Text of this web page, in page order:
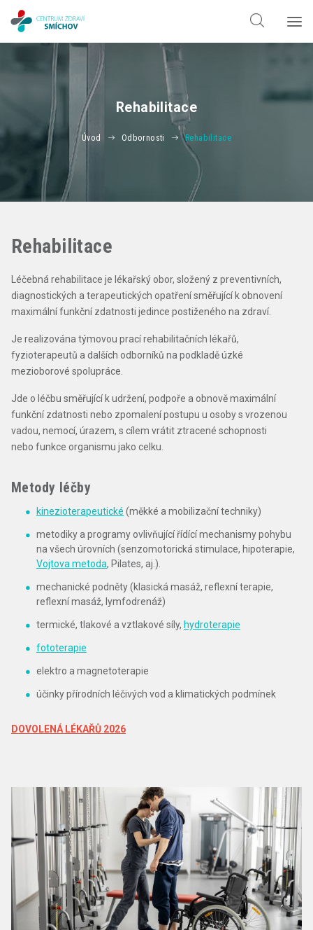
Rehabilitace
Úvod Odbornosti Rehabilitace
Rehabilitace
Léčebná rehabilitace je lékařský obor, složený z preventivních,
diagnostických a terapeutických opatření směřující k obnovení
maximální funkční zdatnosti jedince postiženého na zdraví.
Je realizována týmovou prací rehabilitačních lékařů,
fyzioterapeutů a dalších odborníků na podkladě úzké
mezioborové spolupráce.
Jde o léčbu směřující k udržení, podpoře a obnově maximální
funkční zdatnosti nebo zpomalení postupu u osoby s vrozenou
vadou, nemocí, úrazem, s cílem vrátit ztracené schopnosti
nebo funkce organismu jako celku.
Metody léčby
kinezioterapeutické (měkké a mobilizační techniky)
metodiky a programy ovlivňující řídící mechanismy pohybu
na všech úrovních (senzomotorická stimulace, hipoterapie,
Vojtova metoda, Pilates, aj.).
mechanické podněty (klasická masáž, reflexní terapie,
reflexní masáž, lymfodrenáž)
termické, tlakové a vztlakové síly, hydroterapie
fototerapie
elektro a magnetoterapie
účinky přírodních léčivých vod a klimatických podmínek
DOVOLENÁ LÉKAŘŮ 2026